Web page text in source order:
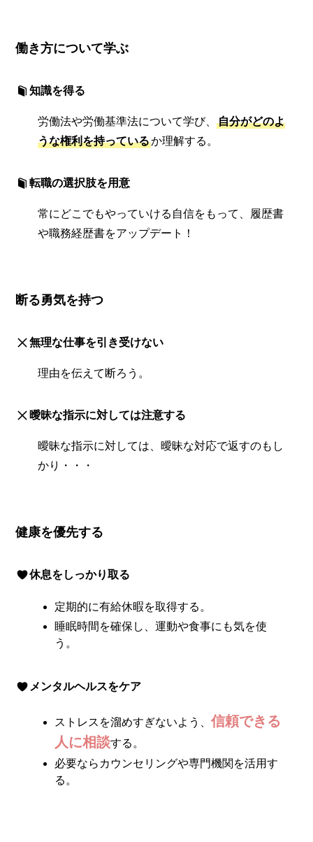
働き方について学ぶ
知識を得る
労働法や労働基準法について学び、自分がどのよ
うな権利を持っているか理解する。
転職の選択肢を用意
常にどこでもやっていける自信をもって、履歴書
や職務経歴書をアップデート！
断る勇気を持つ
無理な仕事を引き受けない
理由を伝えて断ろう。
曖昧な指示に対しては注意する
曖昧な指示に対しては、曖昧な対応で返すのもし
かり・・・
健康を優先する
休息をしっかり取る
定期的に有給休暇を取得する。
睡眠時間を確保し、運動や食事にも気を使
う。
メンタルヘルスをケア
ストレスを溜めすぎないよう、信頼できる
人に相談する。
必要ならカウンセリングや専門機関を活用す
る。